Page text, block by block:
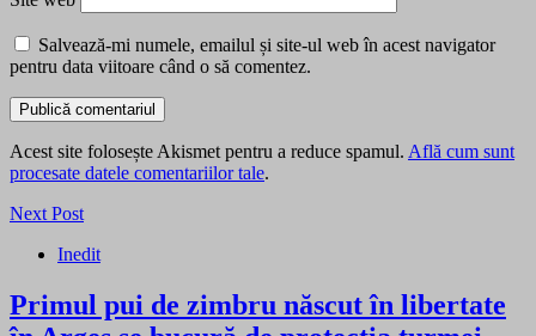
Salvează-mi numele, emailul și site-ul web în acest navigator
pentru data viitoare când o să comentez.
Acest site folosește Akismet pentru a reduce spamul. Află cum sunt
procesate datele comentariilor tale.
Next Post
Inedit
Primul pui de zimbru născut în libertate